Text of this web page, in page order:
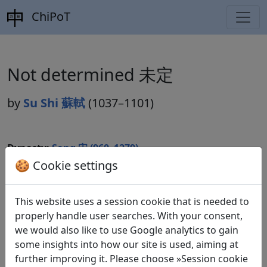
ChiPoT
Not determined 未定
by Su Shi 蘇軾 (1037–1101)
Dynasty:Song 宋 (960–1279)
Included in:
Compare translations
Translations 2
🍪 Cookie settings
This website uses a session cookie that is needed to
properly handle user searches. With your consent,
we would also like to use Google analytics to gain
some insights into how our site is used, aiming at
further improving it. Please choose »Session cookie